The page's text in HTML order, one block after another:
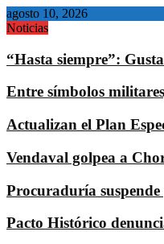
agosto 10, 2026
Noticias
“Hasta siempre”:
Entre símbolos
Actualizan el Plan
Vendaval golpea a
Procuraduría
Pacto Histórico